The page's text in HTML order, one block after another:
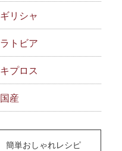
ギリシャ
ラトビア
キプロス
国産
簡単おしゃれレシピ